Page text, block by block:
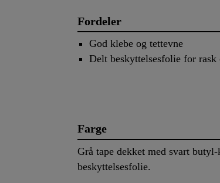
Fordeler
God klebe og tettevne
Delt beskyttelsesfolie for
Farge
Grå tape dekket med svart
beskyttelsesfolie.